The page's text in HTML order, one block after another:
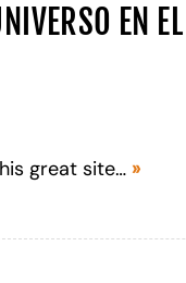
EN
great site… »